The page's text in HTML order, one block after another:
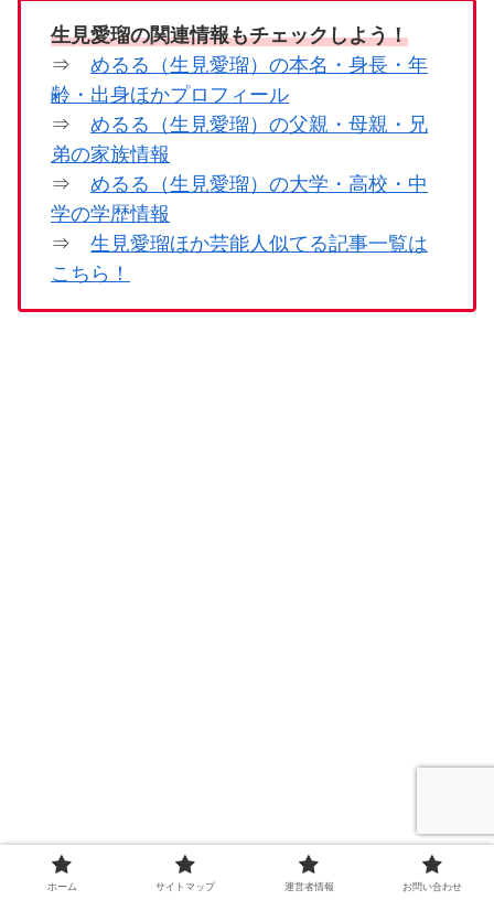
生見愛瑠の関連情報もチェックしよう！
⇒ めるる（生見愛瑠）の本名・身長・年
齢・出身ほかプロフィール
⇒ めるる（生見愛瑠）の父親・母親・兄
弟の家族情報
⇒ めるる（生見愛瑠）の大学・高校・中
学の学歴情報
⇒ 生見愛瑠ほか芸能人似てる記事一覧は
こちら！
こちらの記事はよく読まれていま
ホーム サイトマップ 運営者情報 お問い合わせ